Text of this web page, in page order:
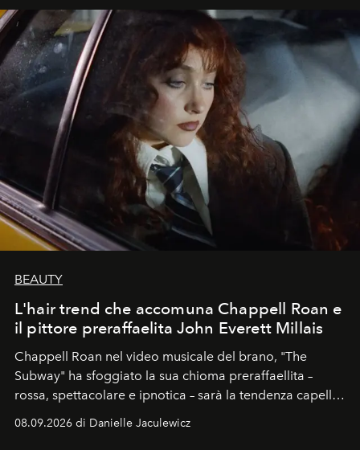
BEAUTY
L'hair trend che accomuna Chappell Roan e
il pittore preraffaelita John Everett Millais
Chappell Roan nel video musicale del brano, "The
Subway" ha sfoggiato la sua chioma preraffaellita –
rossa, spettacolare e ipnotica – sarà la tendenza capelli
08.09.2026 di Danielle Jaculewicz